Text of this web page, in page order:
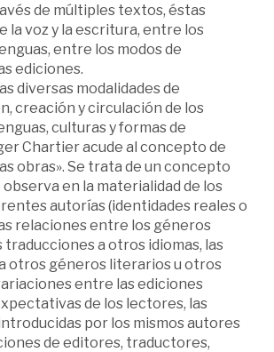
de múltiples textos, éstas
la voz y la escritura, entre los
entre los modos de
ediciones.
diversas modalidades de
creación y circulación de los
culturas y formas de
Chartier acude al concepto de
obras». Se trata de un concepto
en la materialidad de los
autorías (identidades reales o
relaciones entre los géneros
traducciones a otros idiomas, las
otros géneros literarios u otros
entre las ediciones
de los lectores, las
por los mismos autores
de editores, traductores,